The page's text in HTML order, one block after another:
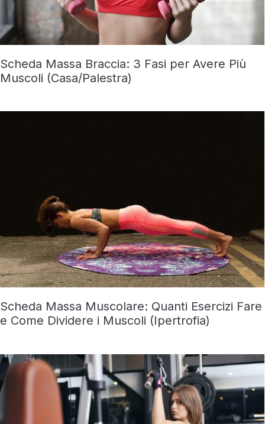
Scheda Massa Braccia: 3 Fasi per Avere Più
Muscoli (Casa/Palestra)
Scheda Massa Muscolare: Quanti Esercizi Fare
e Come Dividere i Muscoli (Ipertrofia)